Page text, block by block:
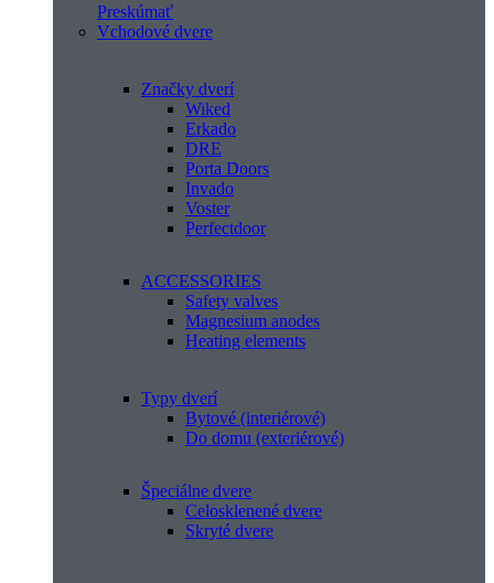
Preskúmať
Vchodové dvere
Značky dverí
Wiked
Erkado
DRE
Porta Doors
Invado
Voster
Perfectdoor
ACCESSORIES
Safety valves
Magnesium anodes
Heating elements
Typy dverí
Bytové (interiérové)
Do domu (exteriérové)
Špeciálne dvere
Celosklenené dvere
Skryté dvere